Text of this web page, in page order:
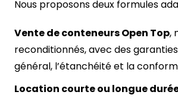
Nous proposons deux formules
Vente de conteneurs Open Top,
reconditionnés, avec des
général, l’étanchéité et la
Location courte ou longue